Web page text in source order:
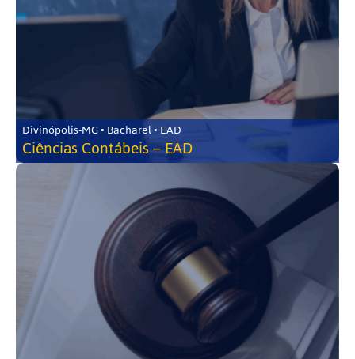
Divinópolis-MG • Bacharel • EAD
Ciências Contábeis – EAD